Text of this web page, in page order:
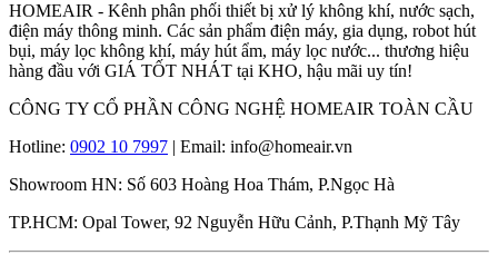
HOMEAIR - Kênh phân phối thiết bị xử lý không khí, nước sạch,
điện máy thông minh. Các sản phẩm điện máy, gia dụng, robot hút
bụi, máy lọc không khí, máy hút ẩm, máy lọc nước... thương hiệu
hàng đầu với GIÁ TỐT NHÁT tại KHO, hậu mãi uy tín!
CÔNG TY CỔ PHẦN CÔNG NGHỆ HOMEAIR TOÀN CẦU
Hotline: 0902 10 7997 | Email: info@homeair.vn
Showroom HN: Số 603 Hoàng Hoa Thám, P.Ngọc Hà
TP.HCM: Opal Tower, 92 Nguyễn Hữu Cảnh, P.Thạnh Mỹ Tây